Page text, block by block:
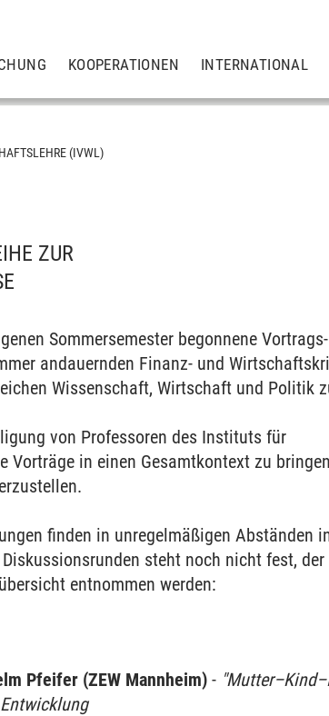
KOOPERATIONEN INTERNATIONAL
(IVWL)
ZUR
Sommersemester begonnene
andauernden Finanz- und
Wissenschaft, Wirtschaft und Politik
von Professoren des Instituts für
Vorträge in einen Gesamtkontext zu
finden in unregelmäßigen Abständen
steht noch nicht fest, der
entnommen werden:
Pfeifer (ZEW Mannheim) -